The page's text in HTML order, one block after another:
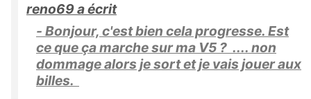
reno69 a écrit
- Bonjour, c'est bien cela progresse. Est
ce que ça marche sur ma V5 ? .... non
dommage alors je sort et je vais jouer aux
billes.